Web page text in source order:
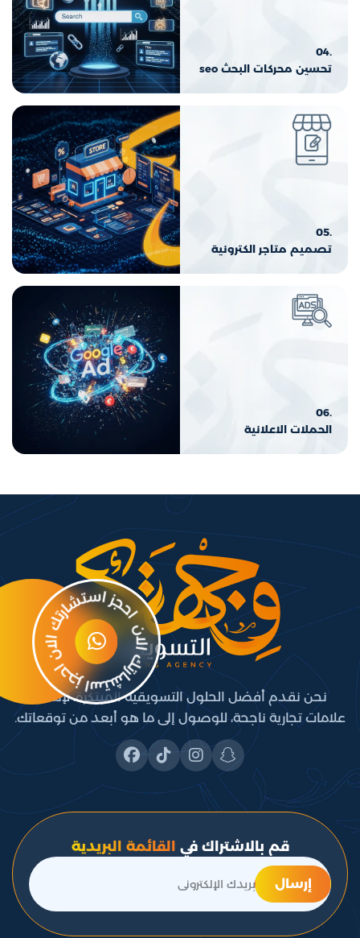
.04
تحسين محركات البحث seo
.05
تصميم متاجر الكترونية
.06
الحملات الاعلانية
نحن نقدم أفضل الحلول التسويقية المبتكرة، لإنشاء
علامات تجارية ناجحة، للوصول إلى ما هو أبعد من توقعاتك.
قم بالاشتراك في القائمة البريدية
إرسال